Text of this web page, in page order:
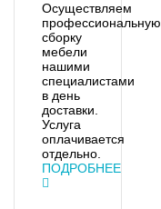
Осуществляем
профессиональную
сборку
мебели
нашими
специалистами
в день
доставки.
Услуга
оплачивается
отдельно.
ПОДРОБНЕЕ